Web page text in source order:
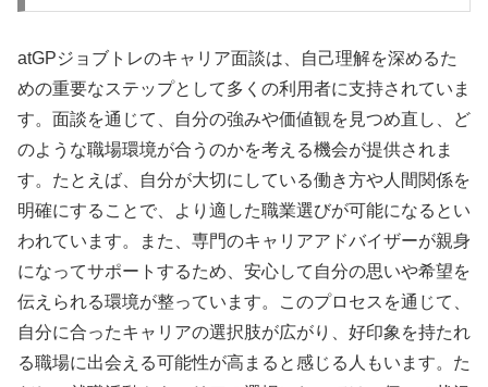
atGPジョブトレのキャリア面談は、自己理解を深めるた
めの重要なステップとして多くの利用者に支持されていま
す。面談を通じて、自分の強みや価値観を見つめ直し、ど
のような職場環境が合うのかを考える機会が提供されま
す。たとえば、自分が大切にしている働き方や人間関係を
明確にすることで、より適した職業選びが可能になるとい
われています。また、専門のキャリアアドバイザーが親身
になってサポートするため、安心して自分の思いや希望を
伝えられる環境が整っています。このプロセスを通じて、
自分に合ったキャリアの選択肢が広がり、好印象を持たれ
る職場に出会える可能性が高まると感じる人もいます。た